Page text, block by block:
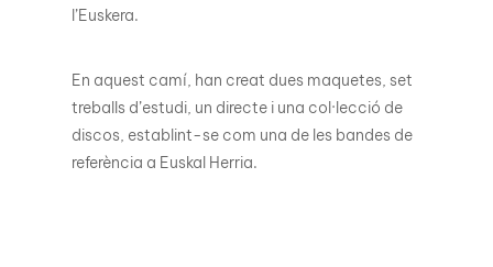
l’Euskera.
En aquest camí, han creat dues maquetes, set
treballs d’estudi, un directe i una col·lecció de
discos, establint-se com una de les bandes de
referència a Euskal Herria.